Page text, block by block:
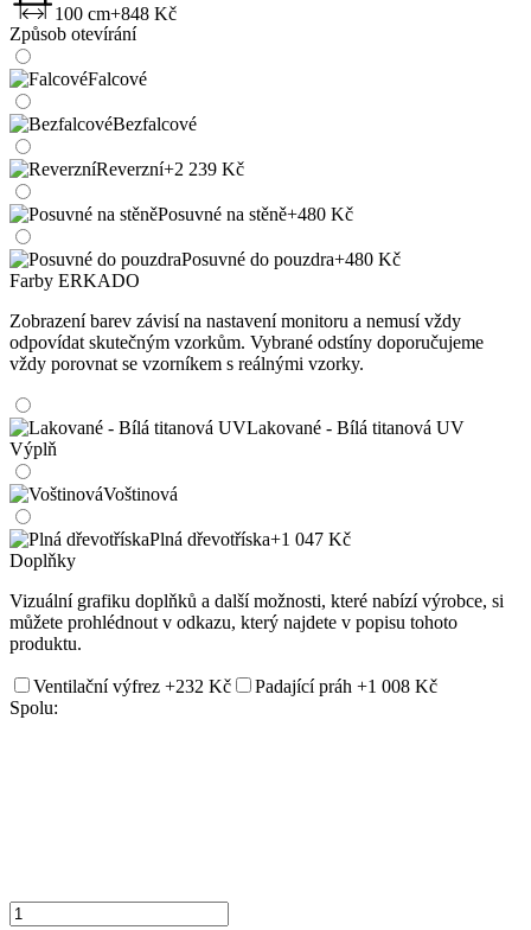
100 cm+848 Kč
Způsob otevírání
Falcové
Bezfalcové
Reverzní+2 239 Kč
Posuvné na stěně+480 Kč
Posuvné do pouzdra+480 Kč
Farby ERKADO
Zobrazení barev závisí na nastavení monitoru a nemusí vždy
odpovídat skutečným vzorkům. Vybrané odstíny doporučujeme
vždy porovnat se vzorníkem s reálnými vzorky.
Lakované - Bílá titanová UV
Výplň
Voštinová
Plná dřevotříska+1 047 Kč
Doplňky
Vizuální grafiku doplňků a další možnosti, které nabízí výrobce, si
můžete prohlédnout v odkazu, který najdete v popisu tohoto
produktu.
Ventilační výfrez +232 Kč Padající práh +1 008 Kč
Spolu: